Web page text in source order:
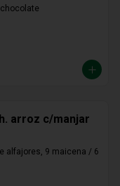
arroz c/manjar
alfajores, 9 maicena / 6